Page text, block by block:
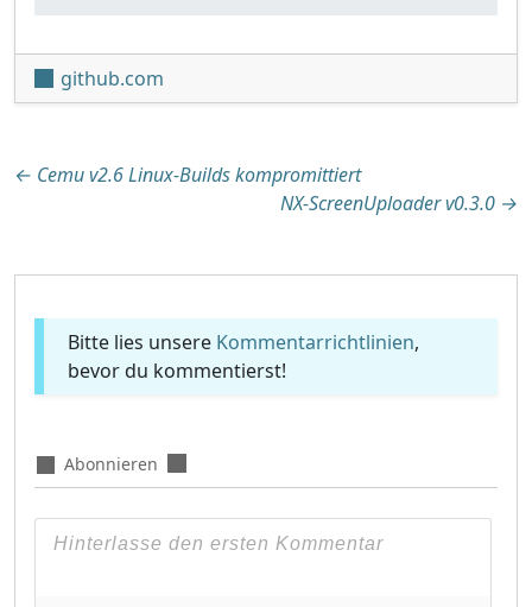
github.com
Beitragsnavigation
← Cemu v2.6 Linux-Builds kompromittiert
NX-ScreenUploader v0.3.0 →
Bitte lies unsere Kommentarrichtlinien,
bevor du kommentierst!
Abonnieren